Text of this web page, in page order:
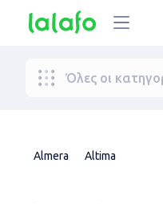
Όλες οι
Almera Altima